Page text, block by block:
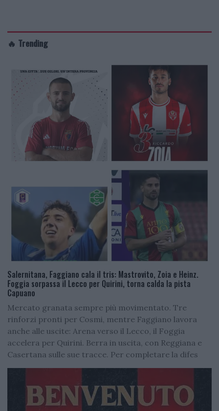
🔥 Trending
Salernitana, Faggiano cala il tris: Mastrovito, Zoia e Heinz.
Foggia sorpassa il Lecco per Quirini, torna calda la pista
Capuano
Mercato granata sempre più movimentato. Tre
rinforzi pronti per Cosmi, mentre Faggiano lavora
anche alle uscite: Arena verso il Lecco, il Foggia
accelera per Quirini. Berra in uscita, con Reggiana e
Casertana sulle sue tracce. Per completare la difes